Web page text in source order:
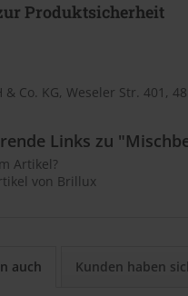
Produktsicherheit
& Co. KG, Weseler Str. 401,
Links zu
Artikel?
von Brillux
auch Kunden haben